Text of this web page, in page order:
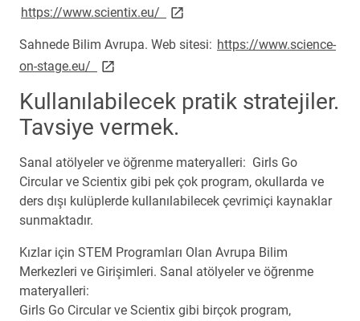
https://www.scientix.eu/
link opens on new page
Sahnede Bilim Avrupa. Web sitesi: https://www.science-
on-stage.eu/
link opens on new page
Kullanılabilecek pratik stratejiler.
Tavsiye vermek.
Sanal atölyeler ve öğrenme materyalleri: Girls Go
Circular ve Scientix gibi pek çok program, okullarda ve
ders dışı kulüplerde kullanılabilecek çevrimiçi kaynaklar
sunmaktadır.
Kızlar için STEM Programları Olan Avrupa Bilim
Merkezleri ve Girişimleri. Sanal atölyeler ve öğrenme
materyalleri:
Girls Go Circular ve Scientix gibi birçok program,